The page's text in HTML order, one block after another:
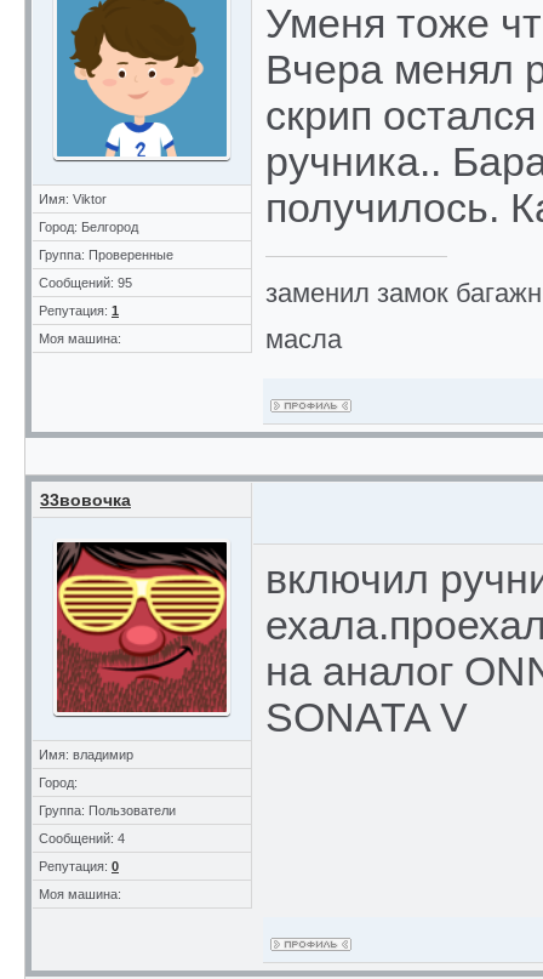
Имя: Viktor
Город: Белгород
Группа: Проверенные
Сообщений: 95
Репутация: 1
Моя машина:
Уменя тоже
Вчера менял
скрип
ручника..
получилось.
заменил замок
масла
33вовочка
Имя: владимир
Город:
Группа: Пользователи
Сообщений: 4
Репутация: 0
Моя машина:
включил
на аналог
SONATA V